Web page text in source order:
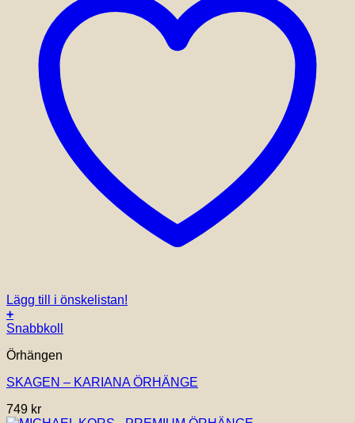
Lägg till i önskelistan!
+
Snabbkoll
Örhängen
SKAGEN – KARIANA ÖRHÄNGE
749 kr